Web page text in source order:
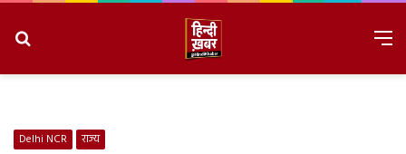
Delhi NCR राज्य